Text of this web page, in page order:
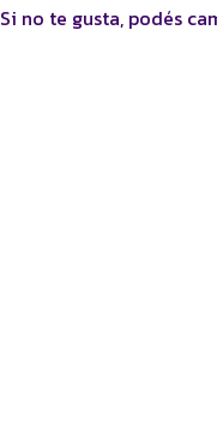
Si no te gusta, podés